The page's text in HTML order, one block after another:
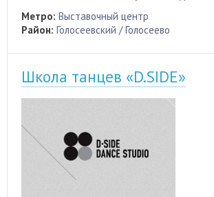
Метро: Выставочный центр
Район: Голосеевский / Голосеево
Школа танцев «D.SIDE»